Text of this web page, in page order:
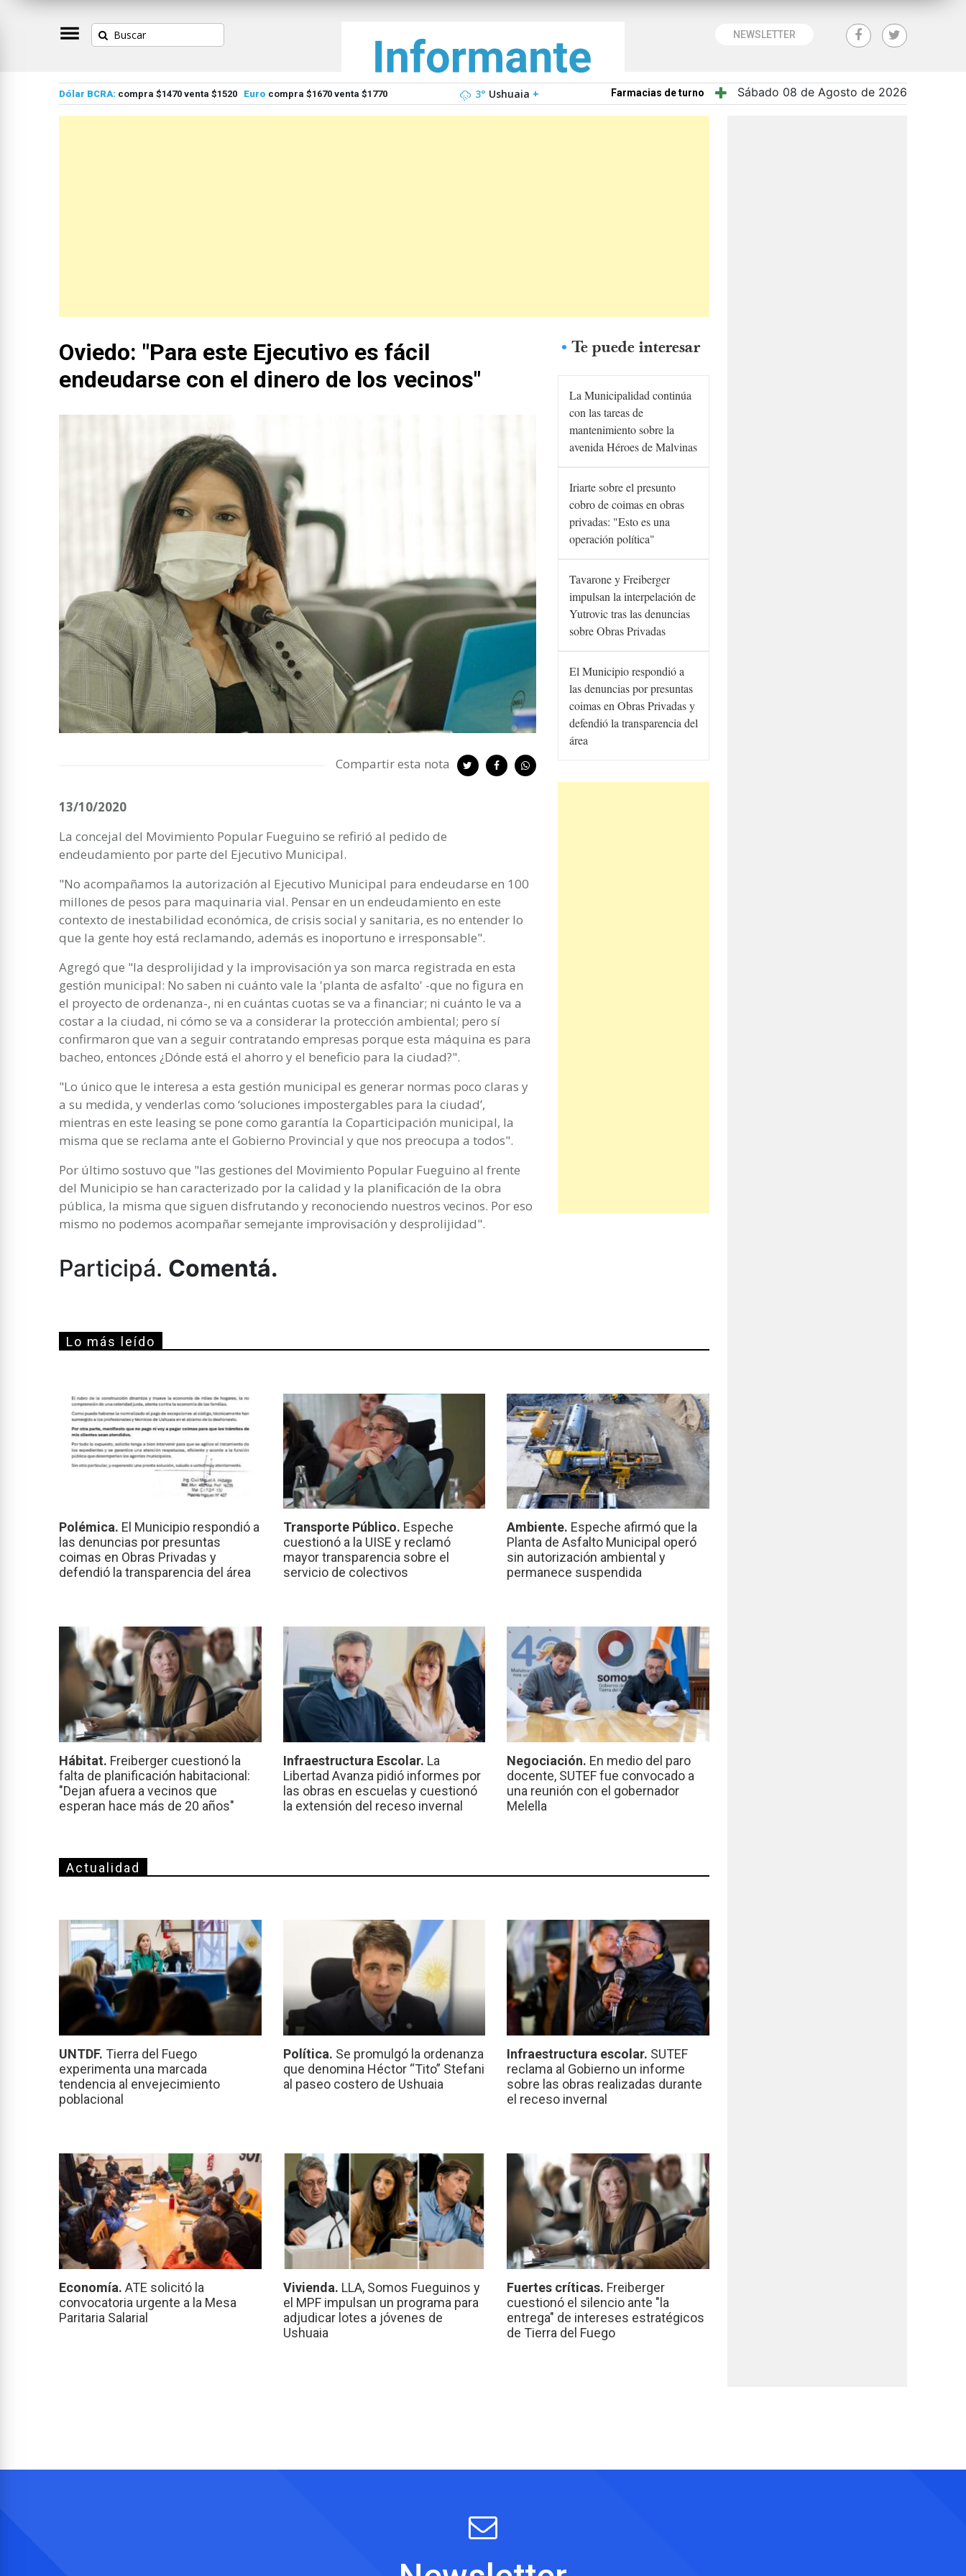
NEWSLETTER
Dólar BCRA: compra $1470 venta $1520 Euro compra $1670 venta $1770 3° Ushuaia + Farmacias de turno Sábado 08 de Agosto de 2026
Oviedo: "Para este Ejecutivo es fácil
endeudarse con el dinero de los vecinos"
Compartir esta nota
13/10/2020
La concejal del Movimiento Popular Fueguino se refirió al pedido de
endeudamiento por parte del Ejecutivo Municipal.
"No acompañamos la autorización al Ejecutivo Municipal para endeudarse en 100
millones de pesos para maquinaria vial. Pensar en un endeudamiento en este
contexto de inestabilidad económica, de crisis social y sanitaria, es no entender lo
que la gente hoy está reclamando, además es inoportuno e irresponsable".
Agregó que "la desprolijidad y la improvisación ya son marca registrada en esta
gestión municipal: No saben ni cuánto vale la 'planta de asfalto' -que no figura en
el proyecto de ordenanza-, ni en cuántas cuotas se va a financiar; ni cuánto le va a
costar a la ciudad, ni cómo se va a considerar la protección ambiental; pero sí
confirmaron que van a seguir contratando empresas porque esta máquina es para
bacheo, entonces ¿Dónde está el ahorro y el beneficio para la ciudad?".
"Lo único que le interesa a esta gestión municipal es generar normas poco claras y
a su medida, y venderlas como ‘soluciones impostergables para la ciudad’,
mientras en este leasing se pone como garantía la Coparticipación municipal, la
misma que se reclama ante el Gobierno Provincial y que nos preocupa a todos".
Por último sostuvo que "las gestiones del Movimiento Popular Fueguino al frente
del Municipio se han caracterizado por la calidad y la planificación de la obra
pública, la misma que siguen disfrutando y reconociendo nuestros vecinos. Por eso
mismo no podemos acompañar semejante improvisación y desprolijidad".
Te puede interesar
La Municipalidad continúa
con las tareas de
mantenimiento sobre la
avenida Héroes de Malvinas
Iriarte sobre el presunto
cobro de coimas en obras
privadas: "Esto es una
operación política"
Tavarone y Freiberger
impulsan la interpelación de
Yutrovic tras las denuncias
sobre Obras Privadas
El Municipio respondió a
las denuncias por presuntas
coimas en Obras Privadas y
defendió la transparencia del
área
Participá. Comentá.
Lo más leído
Polémica. El Municipio respondió a
las denuncias por presuntas
coimas en Obras Privadas y
defendió la transparencia del área
Transporte Público. Espeche
cuestionó a la UISE y reclamó
mayor transparencia sobre el
servicio de colectivos
Ambiente. Espeche afirmó que la
Planta de Asfalto Municipal operó
sin autorización ambiental y
permanece suspendida
Hábitat. Freiberger cuestionó la
falta de planificación habitacional:
"Dejan afuera a vecinos que
esperan hace más de 20 años"
Infraestructura Escolar. La
Libertad Avanza pidió informes por
las obras en escuelas y cuestionó
la extensión del receso invernal
Negociación. En medio del paro
docente, SUTEF fue convocado a
una reunión con el gobernador
Melella
Actualidad
UNTDF. Tierra del Fuego
experimenta una marcada
tendencia al envejecimiento
poblacional
Política. Se promulgó la ordenanza
que denomina Héctor “Tito” Stefani
al paseo costero de Ushuaia
Infraestructura escolar. SUTEF
reclama al Gobierno un informe
sobre las obras realizadas durante
el receso invernal
Economía. ATE solicitó la
convocatoria urgente a la Mesa
Paritaria Salarial
Vivienda. LLA, Somos Fueguinos y
el MPF impulsan un programa para
adjudicar lotes a jóvenes de
Ushuaia
Fuertes críticas. Freiberger
cuestionó el silencio ante "la
entrega" de intereses estratégicos
de Tierra del Fuego